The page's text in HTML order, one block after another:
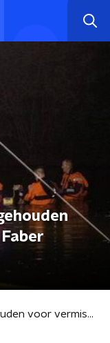
Zedendelinquent aangehouden voor vermissing Anne Faber